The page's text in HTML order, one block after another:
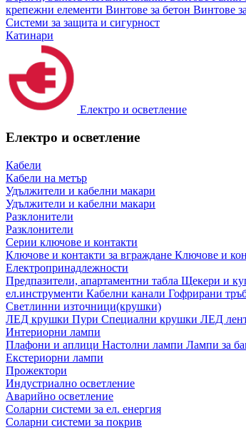
крепежни елементи Винтове за бетон Винтове
Системи за защита и сигурност
Катинари
Електро и осветление
Електро и осветление
Кабели
Кабели на метър
Удължители и кабелни макари
Удължители и кабелни макари
Разклонители
Разклонители
Серии ключове и контакти
Ключове и контакти за вграждане Ключове и
Електропринадлежности
Предпазители, апартаментни табла Щекери и
ел.инструменти Кабелни канали Гофрирани
Светлинни източници(крушки)
ЛЕД крушки Пури Специални крушки ЛЕД
Интериорни лампи
Плафони и аплици Настолни лампи Лампи за
Екстериорни лампи
Прожектори
Индустриално осветление
Аварийно осветление
Соларни системи за ел. енергия
Соларни системи за покрив